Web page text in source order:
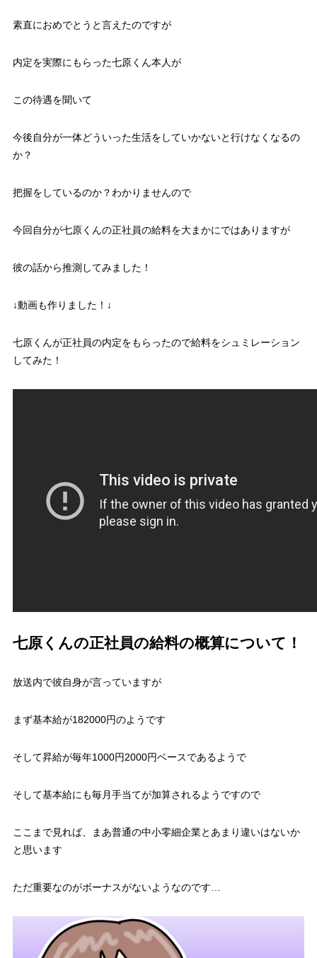
素直におめでとうと言えたのですが
内定を実際にもらった七原くん本人が
この待遇を聞いて
今後自分が一体どういった生活をしていかないと行けなくなるの
か？
把握をしているのか？わかりませんので
今回自分が七原くんの正社員の給料を大まかにではありますが
彼の話から推測してみました！
↓動画も作りました！↓
七原くんが正社員の内定をもらったので給料をシュミレーション
してみた！
七原くんの正社員の給料の概算について！
放送内で彼自身が言っていますが
まず基本給が182000円のようです
そして昇給が毎年1000円2000円ベースであるようで
そして基本給にも毎月手当てが加算されるようですので
ここまで見れば、まあ普通の中小零細企業とあまり違いはないか
と思います
ただ重要なのがボーナスがないようなのです…